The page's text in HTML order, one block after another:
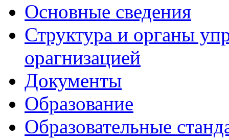
Основные сведения
Структура и органы
орагнизацией
Документы
Образование
Образовательные